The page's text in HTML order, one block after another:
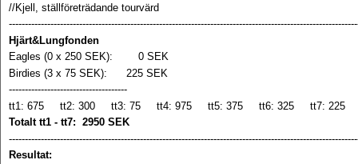
//Kjell, ställföreträdande tourvärd
Hjärt&Lungfonden
Eagles (0 x 250 SEK): 0 SEK
Birdies (3 x 75 SEK): 225 SEK
-------------------------------------
tt1: 675 tt2: 300 tt3: 75 tt4: 975 tt5: 375 tt6: 325 tt7:
Totalt tt1 - tt7: 2950 SEK
Resultat: